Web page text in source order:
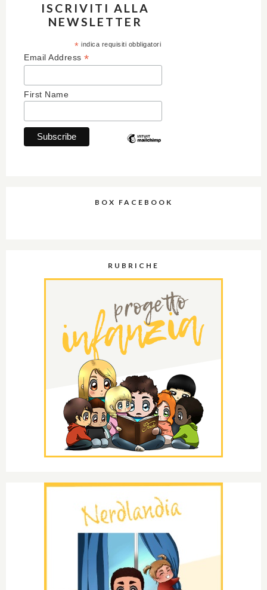
ISCRIVITI ALLA
NEWSLETTER
* indica requisiti obbligatori
Email Address *
First Name
BOX FACEBOOK
RUBRICHE